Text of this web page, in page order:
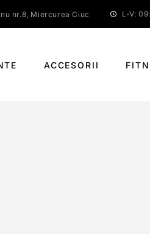
nr.8, Miercurea Ciuc L-V:
ACCESORII